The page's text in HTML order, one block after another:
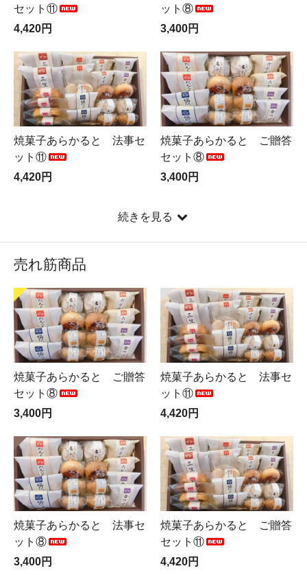
セット⑪
4,420円
ット⑧
3,400円
焼菓子あらかると 法事セ
ット⑪
4,420円
焼菓子あらかると ご贈答
セット⑧
3,400円
続きを見る
売れ筋商品
焼菓子あらかると ご贈答
セット⑧
3,400円
焼菓子あらかると 法事セ
ット⑪
4,420円
焼菓子あらかると 法事セ
ット⑧
3,400円
焼菓子あらかると ご贈答
セット⑪
4,420円